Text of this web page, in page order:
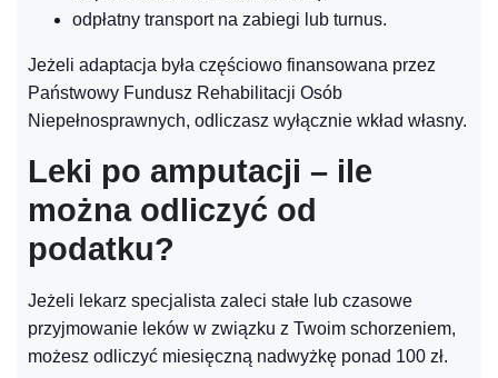
odpłatny transport na zabiegi lub turnus.
Jeżeli adaptacja była częściowo finansowana przez
Państwowy Fundusz Rehabilitacji Osób
Niepełnosprawnych, odliczasz wyłącznie wkład własny.
Leki po amputacji – ile
można odliczyć od
podatku?
Jeżeli lekarz specjalista zaleci stałe lub czasowe
przyjmowanie leków w związku z Twoim schorzeniem,
możesz odliczyć miesięczną nadwyżkę ponad 100 zł.